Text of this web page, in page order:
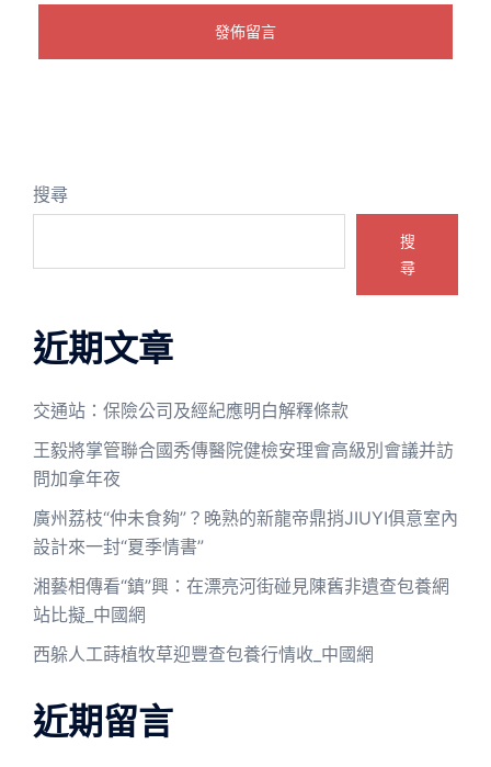
搜尋
搜
尋
近期文章
交通站：保險公司及經紀應明白解釋條款
王毅將掌管聯合國秀傳醫院健檢安理會高級別會議并訪
問加拿年夜
廣州荔枝“仲未食夠”？晚熟的新龍帝鼎捎JIUYI俱意室內
設計來一封“夏季情書”
湘藝相傳看“鎮”興：在漂亮河街碰見陳舊非遺查包養網
站比擬_中國網
西躲人工蒔植牧草迎豐查包養行情收_中國網
近期留言